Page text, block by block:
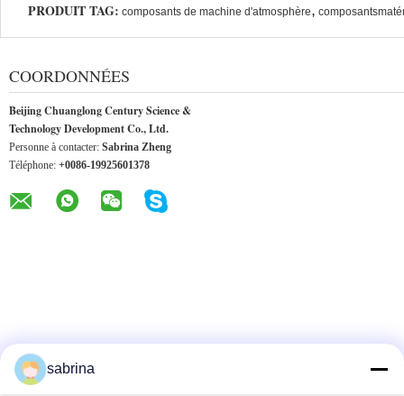
PRODUIT TAG: composants de machine d'atmosphère,
COORDONNÉES
Beijing Chuanglong Century Science &
Technology Development Co., Ltd.
Personne à contacter: Sabrina Zheng
Téléphone: +0086-19925601378
AUTRES PRODUITS
sabrina